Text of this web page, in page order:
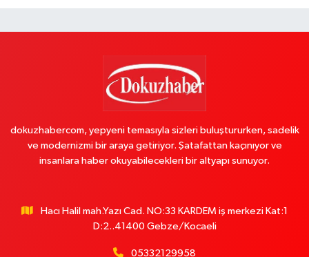
dokuzhabercom, yepyeni temasıyla sizleri buluştururken, sadelik
ve modernizmi bir araya getiriyor. Şatafattan kaçınıyor ve
insanlara haber okuyabilecekleri bir altyapı sunuyor.
Hacı Halil mah.Yazı Cad. NO:33 KARDEM iş merkezi Kat:1
D:2..41400 Gebze/Kocaeli
05332129958